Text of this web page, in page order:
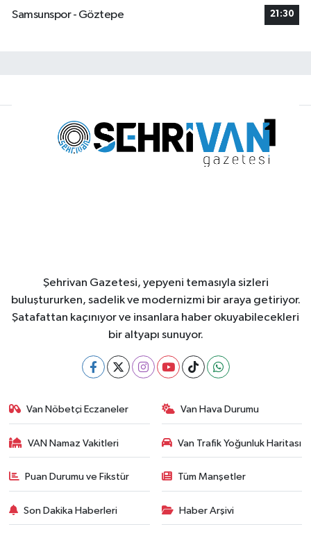
Samsunspor - Göztepe
21:30
Şehrivan Gazetesi, yepyeni temasıyla sizleri
buluştururken, sadelik ve modernizmi bir araya getiriyor.
Şatafattan kaçınıyor ve insanlara haber okuyabilecekleri
bir altyapı sunuyor.
Van Nöbetçi Eczaneler Van Hava Durumu
VAN Namaz Vakitleri Van Trafik Yoğunluk Haritası
Puan Durumu ve Fikstür Tüm Manşetler
Son Dakika Haberleri Haber Arşivi